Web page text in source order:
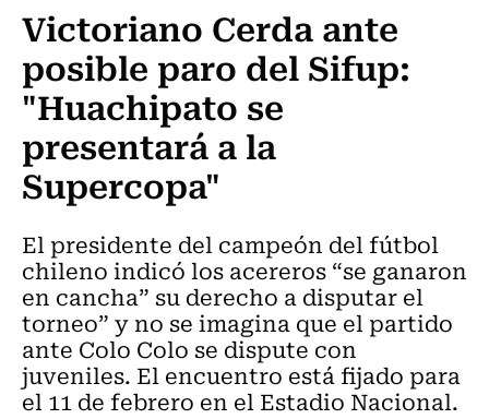
Victoriano Cerda ante
posible paro del Sifup:
"Huachipato se
presentará a la
Supercopa"
El presidente del campeón del fútbol
chileno indicó los acereros “se ganaron
en cancha” su derecho a disputar el
torneo” y no se imagina que el partido
ante Colo Colo se dispute con
juveniles. El encuentro está fijado para
el 11 de febrero en el Estadio Nacional.